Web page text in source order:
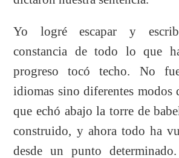
Yo logré escapar y
constancia de todo lo que
progreso tocó techo. No
idiomas sino diferentes modos
que echó abajo la torre de
construido, y ahora todo ha
desde un punto